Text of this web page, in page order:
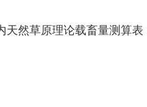
天然草原理论载畜量测算表